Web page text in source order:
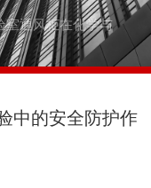
室通风柜在化学与
中的安全防护作